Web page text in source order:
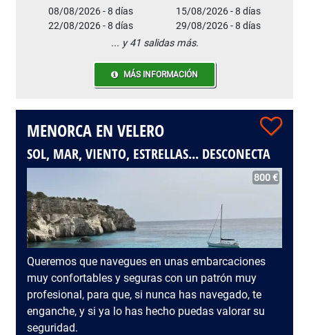
08/08/2026 - 8 días
15/08/2026 - 8 días
22/08/2026 - 8 días
29/08/2026 - 8 días
... y 41 salidas más.
MÁS INFORMACIÓN
MENORCA EN VELERO
SOL, MAR, VIENTO, ESTRELLAS... DESCONECTA
800 €
Queremos que navegues en unas embarcaciones
muy confortables y seguras con un patrón muy
profesional, para que, si nunca has navegado, te
enganche, y si ya lo has hecho puedas valorar su
seguridad.